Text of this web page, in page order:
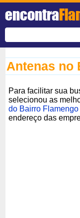
encontra
Antenas no
Para facilitar sua
selecionou as
do Bairro Flamengo
endereço das